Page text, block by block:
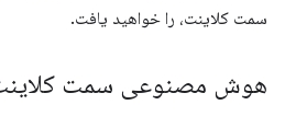
سمت کلاینت، را خواهید یافت.
هوش مصنوعی سمت